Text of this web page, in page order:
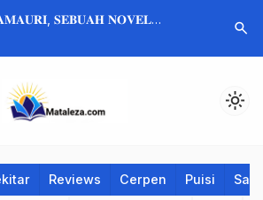
𝐒𝐄𝐁𝐔𝐀𝐇 𝐍𝐎𝐕𝐄𝐋
𝙁𝙞𝙣𝙘𝙚 𝘽𝙖𝙩𝙖𝙤𝙣𝙖)
Beny K.
search
light_mode
Reviews Cerpen Puisi